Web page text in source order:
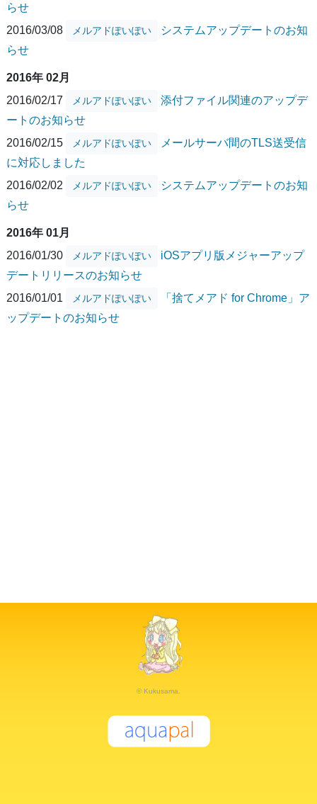
らせ
2016/03/08
メルアドぽいぽい
システムアップデートのお知
らせ
2016年 02月
2016/02/17
メルアドぽいぽい
添付ファイル関連のアップデ
ートのお知らせ
2016/02/15
メルアドぽいぽい
メールサーバ間のTLS送受信
に対応しました
2016/02/02
メルアドぽいぽい
システムアップデートのお知
らせ
2016年 01月
2016/01/30
メルアドぽいぽい
iOSアプリ版メジャーアップ
デートリリースのお知らせ
2016/01/01
メルアドぽいぽい
「捨てメアド for Chrome」ア
ップデートのお知らせ
© Kukusama.